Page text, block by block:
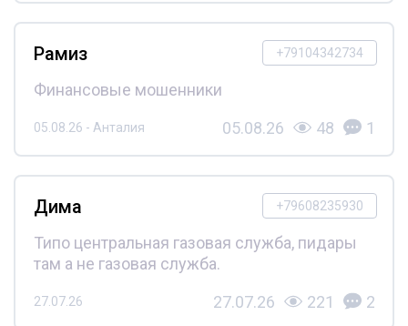
+79104342734
Рамиз
Финансовые мошенники
05.08.26 - Анталия 05.08.26 48 1
+79608235930
Дима
Типо центральная газовая служба, пидары
там а не газовая служба.
27.07.26 27.07.26 221 2